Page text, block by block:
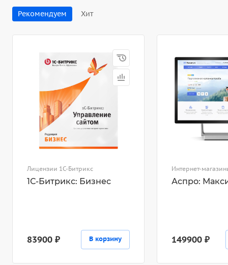
Рекомендуем Хит
Лицензии 1С-Битрикс
1С-Битрикс: Бизнес
83900 ₽ В корзину
Интернет-
Аспро:
149900 ₽